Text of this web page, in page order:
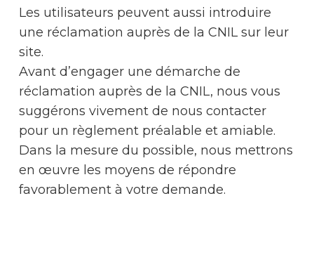
Les utilisateurs peuvent aussi introduire
une réclamation auprès de la CNIL sur leur
site.
Avant d’engager une démarche de
réclamation auprès de la CNIL, nous vous
suggérons vivement de nous contacter
pour un règlement préalable et amiable.
Dans la mesure du possible, nous mettrons
en œuvre les moyens de répondre
favorablement à votre demande.